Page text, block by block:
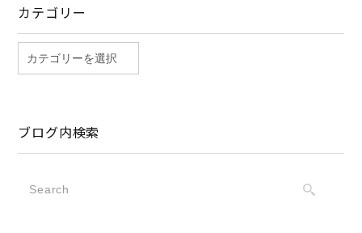
カテゴリー
ブログ内検索